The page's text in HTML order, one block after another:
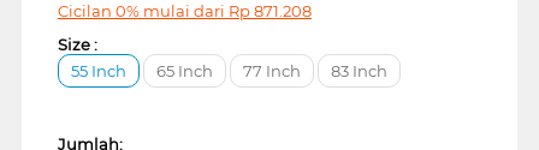
Cicilan 0% mulai dari Rp871.208
Size :
55 Inch
65 Inch 77 Inch 83 Inch
Jumlah: